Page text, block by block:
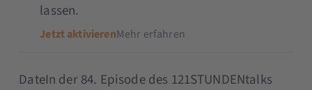
lassen.
Jetzt aktivierenMehr erfahren
DateIn der 84. Episode des 121STUNDENtalks